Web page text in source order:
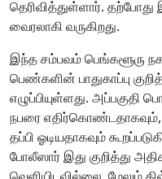
தெரிவித்துள்ளார்.
வைரலாகி வருகிறது.
இந்த சம்பவம் பெங்களூரு
பெண்களின் பாதுகாப்பு
எழுப்பியுள்ளது. அப்பகுதி
நபரை
தப்பி ஓடியதாகவும்
போலீஸார் இது குறித்து